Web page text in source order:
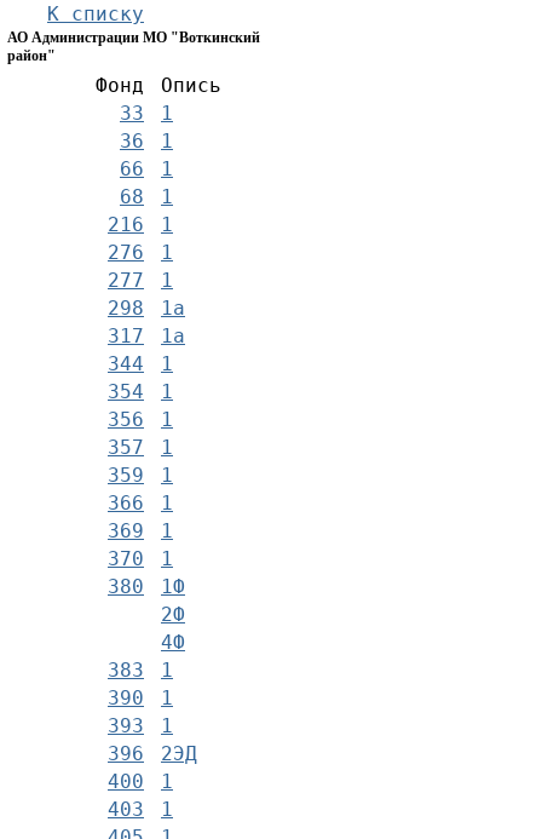
К списку
АО Администрации МО "Воткинский
район"
Фонд
Опись
33
1
36
1
66
1
68
1
216
1
276
1
277
1
298
1а
317
1а
344
1
354
1
356
1
357
1
359
1
366
1
369
1
370
1
380
1Ф
2Ф
4Ф
383
1
390
1
393
1
396
2ЭД
400
1
403
1